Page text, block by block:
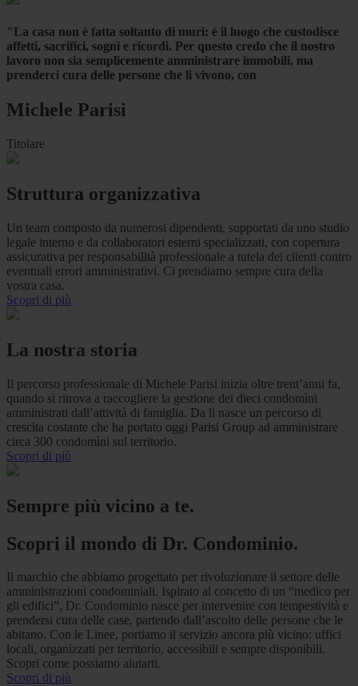
"La casa non è fatta soltanto di muri: è il luogo che custodisce
affetti, sacrifici, sogni e ricordi. Per questo credo che il nostro
lavoro non sia semplicemente amministrare immobili, ma
prenderci cura delle persone che li vivono, con
Michele Parisi
Titolare
Struttura organizzativa
Un team composto da numerosi dipendenti, supportati da uno studio
legale interno e da collaboratori esterni specializzati, con copertura
assicurativa per responsabilità professionale a tutela dei clienti contro
eventuali errori amministrativi. Ci prendiamo sempre cura della
vostra casa.
Scopri di più
La nostra storia
Il percorso professionale di Michele Parisi inizia oltre trent’anni fa,
quando si ritrova a raccogliere la gestione dei dieci condomìni
amministrati dall’attività di famiglia. Da li nasce un percorso di
crescita costante che ha portato oggi Parisi Group ad amministrare
circa 300 condomìni sul territorio.
Scopri di più
Sempre più vicino a te.
Scopri il mondo di Dr. Condominio.
Il marchio che abbiamo progettato per rivoluzionare il settore delle
amministrazioni condominiali. Ispirato al concetto di un “medico per
gli edifici”, Dr. Condominio nasce per intervenire con tempestività e
prendersi cura delle case, partendo dall’ascolto delle persone che le
abitano. Con le Linee, portiamo il servizio ancora più vicino: uffici
locali, organizzati per territorio, accessibili e sempre disponibili.
Scopri come possiamo aiutarti.
Scopri di più